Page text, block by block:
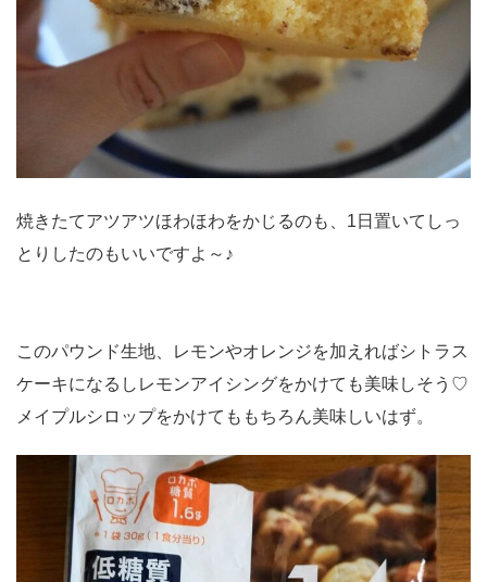
焼きたてアツアツほわほわをかじるのも、1日置いてしっ
とりしたのもいいですよ～♪
このパウンド生地、レモンやオレンジを加えればシトラス
ケーキになるしレモンアイシングをかけても美味しそう♡
メイプルシロップをかけてももちろん美味しいはず。